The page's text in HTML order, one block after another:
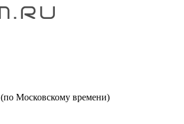
(по Московскому времени)